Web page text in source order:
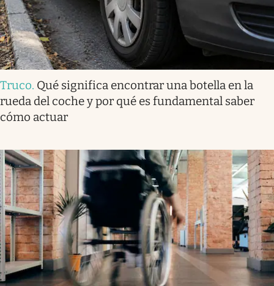
Truco. Qué significa encontrar una botella en la
rueda del coche y por qué es fundamental saber
cómo actuar